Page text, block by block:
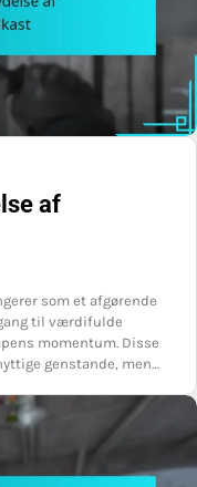
af
som et afgørende
til værdifulde
momentum. Disse
genstande, men…